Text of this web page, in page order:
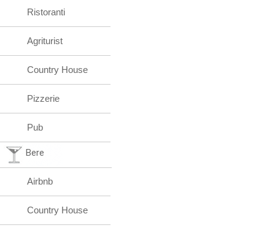
Ristoranti
Agriturist
Country House
Pizzerie
Pub
Bere
Airbnb
Country House